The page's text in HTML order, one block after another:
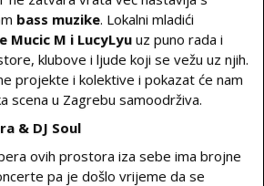
bass muzike. Lokalni mladići
Mucic M i LucyLyuuz puno rada i
klubove i ljude koji se vežu uz njih.
projekte i kolektive i pokazat će nam
scena u Zagrebu samoodrživa.
& DJ Soul
ovih prostora iza sebe ima brojne
pa je došlo vrijeme da se